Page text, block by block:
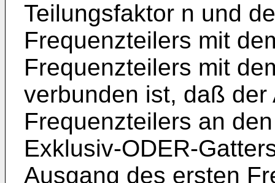
Teilungsfaktor n und
Frequenzteilers mit
Frequenzteilers mit
verbunden ist, daß
Frequenzteilers an
Exklusiv-ODER-
Ausgang des ersten